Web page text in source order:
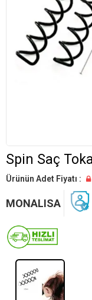
Spin Saç
Ürünün Adet Fiyatı :
MONALISA